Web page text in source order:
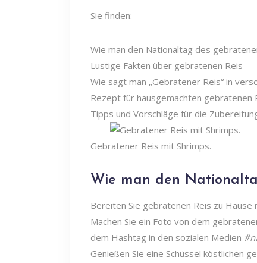
Sie finden:
Wie man den Nationaltag des
Lustige Fakten über gebratenen Reis
Wie sagt man „Gebratener Reis“ in
Rezept für hausgemachten gebratenen
Tipps und Vorschläge für die
Gebratener Reis mit Shrimps.
Wie man den
Bereiten Sie gebratenen Reis zu
Machen Sie ein Foto von dem
dem Hashtag in den sozialen Medien
Genießen Sie eine Schüssel köstlichen